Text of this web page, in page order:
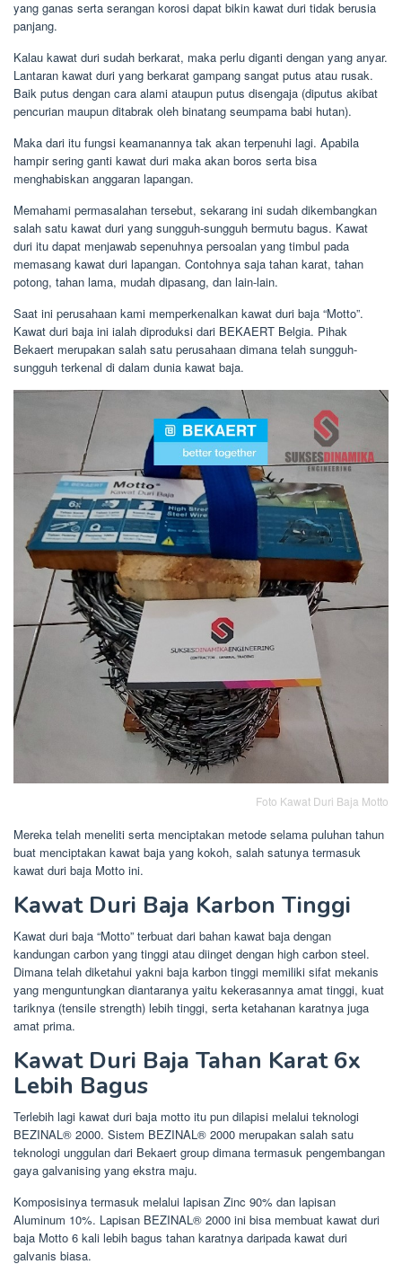
yang ganas serta serangan korosi dapat bikin kawat duri tidak berusia
panjang.
Kalau kawat duri sudah berkarat, maka perlu diganti dengan yang anyar.
Lantaran kawat duri yang berkarat gampang sangat putus atau rusak.
Baik putus dengan cara alami ataupun putus disengaja (diputus akibat
pencurian maupun ditabrak oleh binatang seumpama babi hutan).
Maka dari itu fungsi keamanannya tak akan terpenuhi lagi. Apabila
hampir sering ganti kawat duri maka akan boros serta bisa
menghabiskan anggaran lapangan.
Memahami permasalahan tersebut, sekarang ini sudah dikembangkan
salah satu kawat duri yang sungguh-sungguh bermutu bagus. Kawat
duri itu dapat menjawab sepenuhnya persoalan yang timbul pada
memasang kawat duri lapangan. Contohnya saja tahan karat, tahan
potong, tahan lama, mudah dipasang, dan lain-lain.
Saat ini perusahaan kami memperkenalkan kawat duri baja “Motto”.
Kawat duri baja ini ialah diproduksi dari BEKAERT Belgia. Pihak
Bekaert merupakan salah satu perusahaan dimana telah sungguh-
sungguh terkenal di dalam dunia kawat baja.
Foto Kawat Duri Baja Motto
Mereka telah meneliti serta menciptakan metode selama puluhan tahun
buat menciptakan kawat baja yang kokoh, salah satunya termasuk
kawat duri baja Motto ini.
Kawat Duri Baja Karbon Tinggi
Kawat duri baja “Motto” terbuat dari bahan kawat baja dengan
kandungan carbon yang tinggi atau diinget dengan high carbon steel.
Dimana telah diketahui yakni baja karbon tinggi memiliki sifat mekanis
yang menguntungkan diantaranya yaitu kekerasannya amat tinggi, kuat
tariknya (tensile strength) lebih tinggi, serta ketahanan karatnya juga
amat prima.
Kawat Duri Baja Tahan Karat 6x
Lebih Bagus
Terlebih lagi kawat duri baja motto itu pun dilapisi melalui teknologi
BEZINAL® 2000. Sistem BEZINAL® 2000 merupakan salah satu
teknologi unggulan dari Bekaert group dimana termasuk pengembangan
gaya galvanising yang ekstra maju.
Komposisinya termasuk melalui lapisan Zinc 90% dan lapisan
Aluminum 10%. Lapisan BEZINAL® 2000 ini bisa membuat kawat duri
baja Motto 6 kali lebih bagus tahan karatnya daripada kawat duri
galvanis biasa.